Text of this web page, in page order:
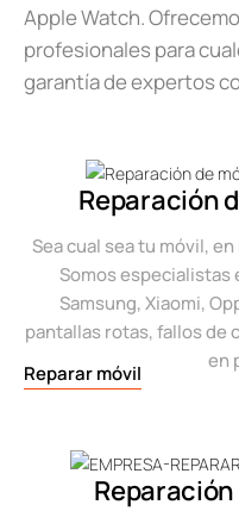
Apple Watch.
profesionales para
garantía de expertos
Reparación
Sea cual sea tu móvil,
Somos especialistas
Samsung, Xiaomi,
pantallas rotas, fallos de
en
Reparar móvil
Reparación